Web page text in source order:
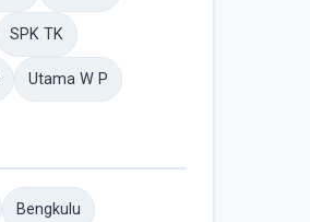
SPK TK
Utama W P
Bengkulu